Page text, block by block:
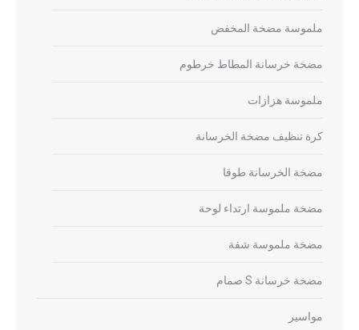
ملموسة مضخة المخفض
مضخة خرسانة المطاط خرطوم
ملموسة هزازات
كرة تنظيف مضخة الخرسانة
مضخة الخرسانة طوقا
مضخة ملموسة ارتداء لوحة
مضخة ملموسة شفة
مضخة خرسانة S صمام
مواسير